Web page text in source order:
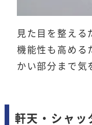
見た目を整える
機能性も高める
かい部分まで気
軒天・シャッ